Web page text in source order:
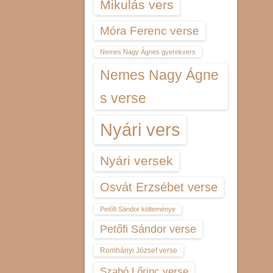
Mikulás vers
Móra Ferenc verse
Nemes Nagy Ágnes gyerekvers
Nemes Nagy Ágne
s verse
Nyári vers
Nyári versek
Osvát Erzsébet verse
Petőfi Sándor költeménye
Petőfi Sándor verse
Romhányi József verse